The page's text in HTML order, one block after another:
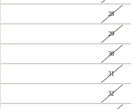
28
29
30
31
32